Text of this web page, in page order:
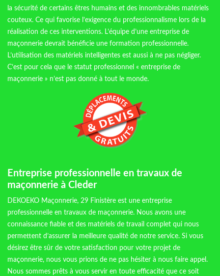
la sécurité de certains êtres humains et des innombrables matériels
couteux. Ce qui favorise l’exigence du professionnalisme lors de la
réalisation de ces interventions. L’équipe d’une entreprise de
maçonnerie devrait bénéficie une formation professionnelle.
L’utilisation des matériels intelligentes est aussi à ne pas négliger.
C’est pour cela que le statut professionnel « entreprise de
maçonnerie » n’est pas donné à tout le monde.
Entreprise professionnelle en travaux de
maçonnerie à Cleder
DEKOEKO Maçonnerie, 29 Finistère est une entreprise
professionnelle en travaux de maçonnerie. Nous avons une
connaissance fiable et des matériels de travail complet qui nous
permettent d’assurer la meilleure qualité de notre service. Si vous
désirez être sûr de votre satisfaction pour votre projet de
maçonnerie, nous vous prions de ne pas hésiter à nous faire appel.
Nous sommes prêts à vous servir en toute efficacité que ce soit